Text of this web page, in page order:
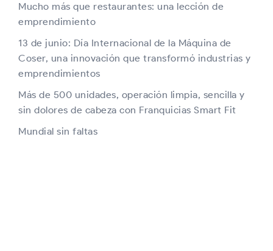
Mucho más que restaurantes: una lección de
emprendimiento
13 de junio: Día Internacional de la Máquina de
Coser, una innovación que transformó industrias y
emprendimientos
Más de 500 unidades, operación limpia, sencilla y
sin dolores de cabeza con Franquicias Smart Fit
Mundial sin faltas